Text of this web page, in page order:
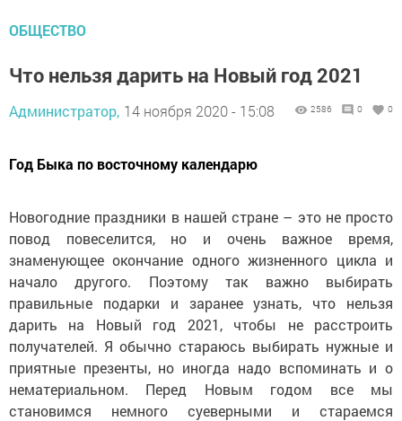
ОБЩЕСТВО
Что нельзя дарить на Новый год 2021
Администратор, 14 ноября 2020 - 15:08 2586 0 0
Год Быка по восточному календарю
Новогодние праздники в нашей стране – это не просто
повод повеселится, но и очень важное время,
знаменующее окончание одного жизненного цикла и
начало другого. Поэтому так важно выбирать
правильные подарки и заранее узнать, что нельзя
дарить на Новый год 2021, чтобы не расстроить
получателей. Я обычно стараюсь выбирать нужные и
приятные презенты, но иногда надо вспоминать и о
нематериальном. Перед Новым годом все мы
становимся немного суеверными и стараемся